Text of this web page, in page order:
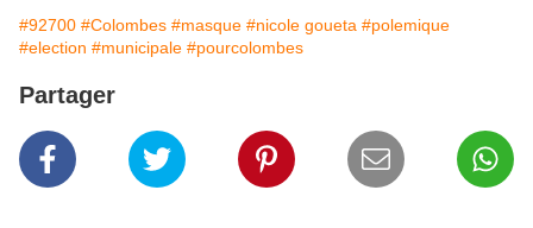
#92700 #Colombes #masque #nicole goueta #polemique
#election #municipale #pourcolombes
Partager